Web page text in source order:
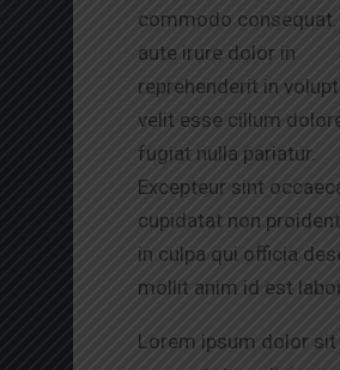
commodo consequat.
aute irure dolor in
reprehenderit in
velit esse cillum
fugiat nulla pariatur.
Excepteur sint
cupidatat non
in culpa qui officia
mollit anim id est
Lorem ipsum dolor sit